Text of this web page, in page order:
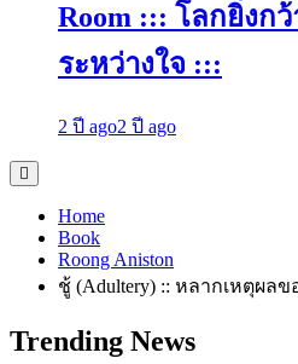
Room ::: โลกยิ่งก
ระหว่างใจ :::
2 ปี ago2 ปี ago
Home
Book
Roong Aniston
ชู้ (Adultery) :: หลากเหตุผล
Trending News